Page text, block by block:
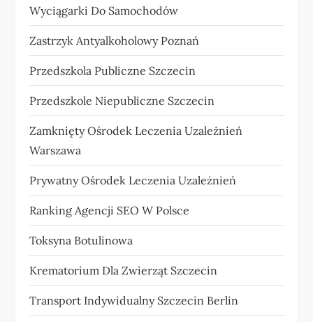
Wyciągarki Do Samochodów
Zastrzyk Antyalkoholowy Poznań
Przedszkola Publiczne Szczecin
Przedszkole Niepubliczne Szczecin
Zamknięty Ośrodek Leczenia Uzależnień
Warszawa
Prywatny Ośrodek Leczenia Uzależnień
Ranking Agencji SEO W Polsce
Toksyna Botulinowa
Krematorium Dla Zwierząt Szczecin
Transport Indywidualny Szczecin Berlin